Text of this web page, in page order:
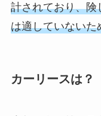
計されており、険
は適していないた
カーリースは？